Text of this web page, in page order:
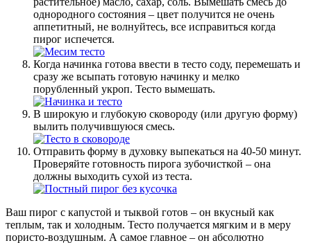
однородного состояния – цвет получится не очень
аппетитный, не волнуйтесь, все исправиться когда
пирог испечется.
Когда начинка готова ввести в тесто соду, перемешать и
сразу же всыпать готовую начинку и мелко
порубленный укроп. Тесто вымешать.
В широкую и глубокую сковороду (или другую форму)
вылить получившуюся смесь.
Отправить форму в духовку выпекаться на 40-50 минут.
Проверяйте готовность пирога зубочисткой – она
должны выходить сухой из теста.
Ваш пирог с капустой и тыквой готов – он вкусный как
теплым, так и холодным. Тесто получается мягким и в меру
пористо-воздушным. А самое главное – он абсолютно